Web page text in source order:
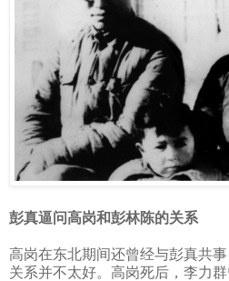
彭真逼问高岗和彭林陈的关系
高岗在东北期间还曾经与彭真共
关系并不太好。高岗死后，李力